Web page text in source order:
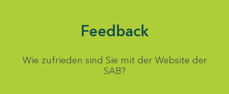
Feedback
Wie zufrieden sind Sie mit der Website der
SAB?